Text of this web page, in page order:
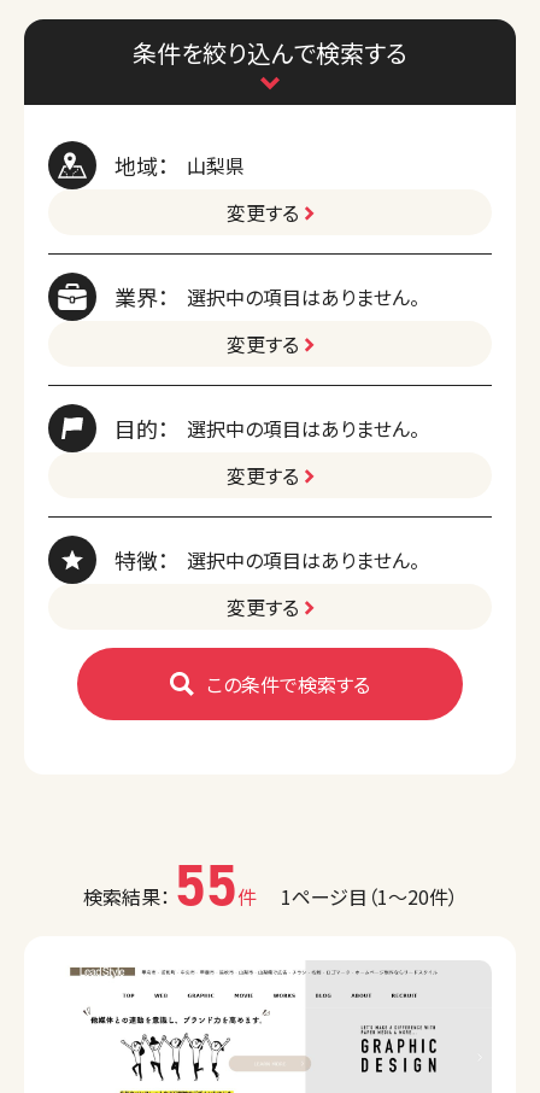
条件を絞り込んで検索する
地域：
山梨県
変更する
業界：
選択中の項目はありません。
変更する
目的：
選択中の項目はありません。
変更する
特徴：
選択中の項目はありません。
変更する
この条件で検索する
検索結果： 55件 1ページ目（1〜20件）